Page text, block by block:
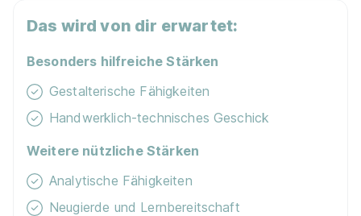
14612 Falkensee
Landschaftsgärtner / Gärtner (m/w/d)
Schob Garten- und Landschaftsbau GmbH & Co. KG
Das wird von dir erwartet:
Besonders hilfreiche Stärken
Gestalterische Fähigkeiten
Handwerklich-technisches Geschick
Weitere nützliche Stärken
Analytische Fähigkeiten
Neugierde und Lernbereitschaft